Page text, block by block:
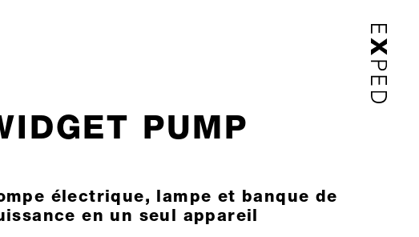
PUMP
électrique, lampe et banque de
en un seul appareil